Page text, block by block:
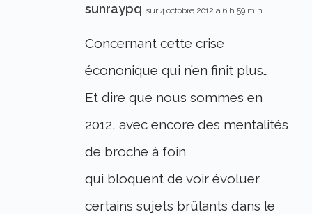
sunraypq sur 4 octobre 2012 à 6 h 59 min
Concernant cette crise
écononique qui n’en finit plus…
Et dire que nous sommes en
2012, avec encore des mentalités
de broche à foin
qui bloquent de voir évoluer
certains sujets brûlants dans le